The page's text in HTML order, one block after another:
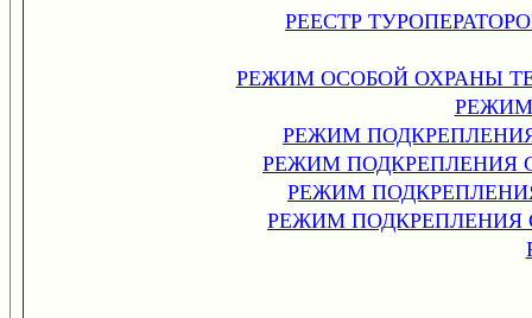
РЕЕСТР
РЕЖИМ ОСОБОЙ ОХРАНЫ
РЕЖИМ
РЕЖИМ
РЕЖИМ
РЕЖИМ